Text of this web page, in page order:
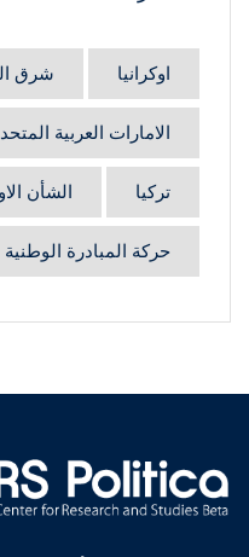
اوكرانيا شرق
الامارات العربية
تركيا الشأن
حركة المبادرة الوطنية